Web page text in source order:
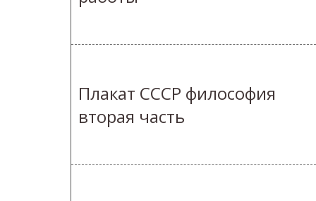
Плакат СССР философия
вторая часть